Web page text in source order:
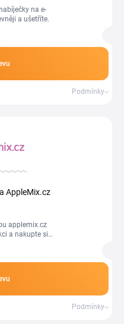
na e-
a ušetříte.
Podmínky
AppleMix.cz
applemix.cz
a nakupte si
Podmínky